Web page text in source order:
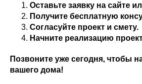
Оставьте заявку на сайте
Получите бесплатную
Согласуйте проект и смету.
Начните реализацию
Позвоните уже сегодня, чтобы
вашего дома!